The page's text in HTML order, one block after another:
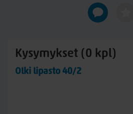
Kysymykset (0 kpl)
Olki lipasto 40/2